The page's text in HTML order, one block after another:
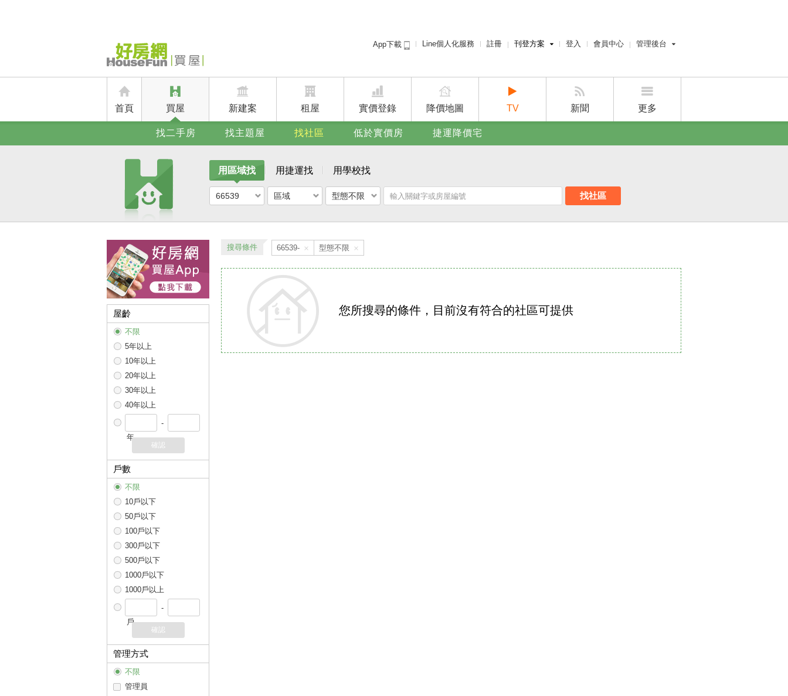
App下載 Line個人化服務 註冊 刊登方案
賣屋刊登
廣告刊登
登入 會員中心 管理後台
經紀人管理後台
設計師管理後台
首頁 買屋 新建案 租屋 實價登錄 降價地圖 TV 新聞 更多
找二手房 找主題屋 找社區 低於實價房 捷運降價宅
用區域找 用捷運找 用學校找
66539 區域 型態不限 找社區
搜尋條件 66539- × 型態不限 ×
您所搜尋的條件，目前沒有符合的社區可提供
點我下載 好房網買屋App
屋齡
不限
5年以上
10年以上
20年以上
30年以上
40年以上
-
年
確認
戶數
不限
10戶以下
50戶以下
100戶以下
300戶以下
500戶以下
1000戶以下
1000戶以上
-
戶
確認
管理方式
不限
管理員